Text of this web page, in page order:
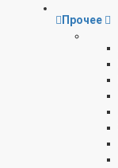
Прочее